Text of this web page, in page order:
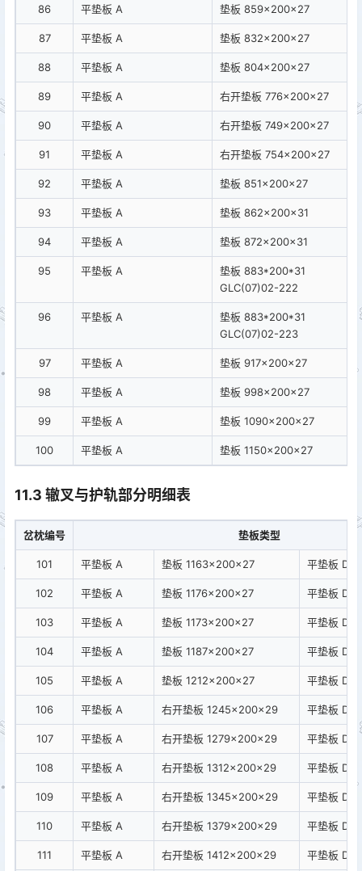
86 平垫板 A 垫板 859×200×27
87 平垫板 A 垫板 832×200×27
88 平垫板 A 垫板 804×200×27
89 平垫板 A 右开垫板 776×200×27
90 平垫板 A 右开垫板 749×200×27
91 平垫板 A 右开垫板 754×200×27
92 平垫板 A 垫板 851×200×27
93 平垫板 A 垫板 862×200×31
94 平垫板 A 垫板 872×200×31
95 平垫板 A
垫板 883*200*31
GLC(07)02-222
96 平垫板 A
垫板 883*200*31
GLC(07)02-223
97 平垫板 A 垫板 917×200×27
98 平垫板 A 垫板 998×200×27
99 平垫板 A 垫板 1090×200×27
100 平垫板 A 垫板 1150×200×27
11.3 辙叉与护轨部分明细表
岔枕编号 垫板类型
101 平垫板 A 垫板 1163×200×27 平垫板 D
102 平垫板 A 垫板 1176×200×27 平垫板 D
103 平垫板 A 垫板 1173×200×27 平垫板 D
104 平垫板 A 垫板 1187×200×27 平垫板 D
105 平垫板 A 垫板 1212×200×27 平垫板 D
106 平垫板 A 右开垫板 1245×200×29 平垫板 D
107 平垫板 A 右开垫板 1279×200×29 平垫板 D
108 平垫板 A 右开垫板 1312×200×29 平垫板 D
109 平垫板 A 右开垫板 1345×200×29 平垫板 D
110 平垫板 A 右开垫板 1379×200×29 平垫板 D
111 平垫板 A 右开垫板 1412×200×29 平垫板 D